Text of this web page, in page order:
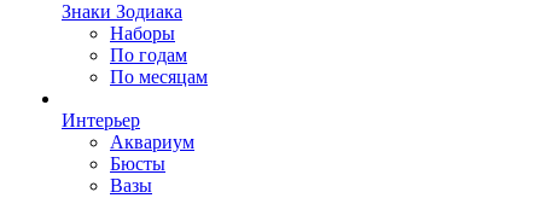
Знаки Зодиака
Наборы
По годам
По месяцам
Интерьер
Аквариум
Бюсты
Вазы